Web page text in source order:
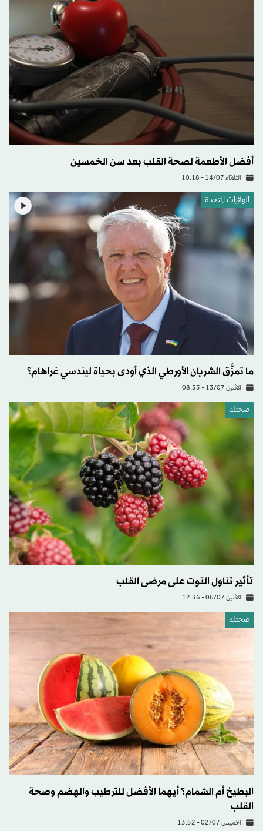
أفضل الأطعمة لصحة القلب بعد سن الخمسين
الثلاثاء 14/07 - 10:18
الولايات المتحدة​
ما تمزُّق الشريان الأورطي الذي أودى بحياة ليندسي غراهام؟
الاثنين 13/07 - 08:55
صحتك
تأثير تناول التوت على مرضى القلب
الاثنين 06/07 - 12:36
صحتك
البطيخ أم الشمام؟ أيهما الأفضل للترطيب والهضم وصحة
القلب
الخميس 02/07 - 13:52